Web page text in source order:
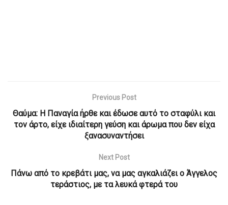
Previous Post
Θαύμα: Η Παναγία ήρθε και έδωσε αυτό το σταφύλι και
τον άρτο, είχε ιδιαίτερη γεύση και άρωμα που δεν είχα
ξανασυναντήσει
Next Post
Πάνω από το κρεβάτι μας, να μας αγκαλιάζει ο Άγγελος
τεράστιος, με τα λευκά φτερά του